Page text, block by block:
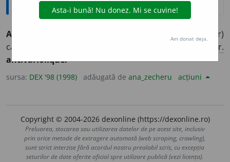
ANTIVARI
(Vaccin, ser)
care combate variola. [
fr.
antivariolique.
sursa: DEX '98 (1998) adăugată de ana_zecheru acțiuni
Copyright © 2004-2026 dexonline (https://dexonline.ro)
Preluarea, stocarea sau utilizarea datelor de pe acest site, inclusiv
prin orice metode de extragere automată (web scraping, crawling),
sunt strict interzise fără acordul nostru prealabil scris, cu excepția
seturilor de date oferite oficial spre utilizare publică (vezi licența).
Am donat deja.